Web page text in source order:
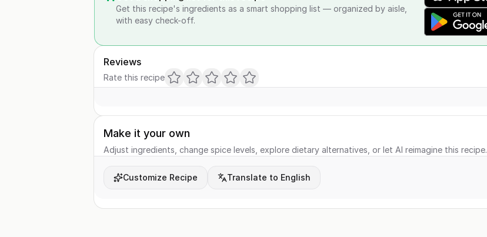
Get this recipe's ingredients as a smart shopping list — organized by aisle,
with easy check-off.
Reviews
Rate this recipe
Make it your own
Adjust ingredients, change spice levels, explore dietary alternatives, or let AI reimagine this recipe.
Customize Recipe Translate to English